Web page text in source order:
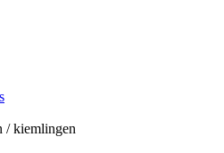
/ kiemlingen